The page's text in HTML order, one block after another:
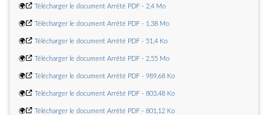
concernant la poursuite de la déclinaison des mesures de prévention et de
gestion dans les carrières alluvionnaires contenant ou pouvant contenir de
lamiante.
🌍
Note du 24 juillet 2026 modifiant la note du 19 novembre 2021 portant
permanent des barrages et des ouvrages hydrauliques.
🌍
Arrêté du 3 août 2026 portant agrément dune psychologue au titre du
trains.
🌍 Télécharger le document Arrêté PDF - 2,4 Mo
🌍 Télécharger le document Arrêté PDF - 1,38 Mo
🌍 Télécharger le document Arrêté PDF - 51,4 Ko
🌍 Télécharger le document Arrêté PDF - 2,55 Mo
🌍 Télécharger le document Arrêté PDF - 989,68 Ko
🌍 Télécharger le document Arrêté PDF - 803,48 Ko
🌍 Télécharger le document Arrêté PDF - 801,12 Ko